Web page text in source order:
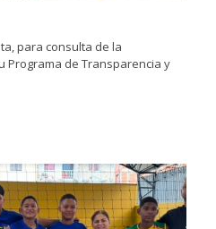
para consulta de la
Programa de Transparencia y